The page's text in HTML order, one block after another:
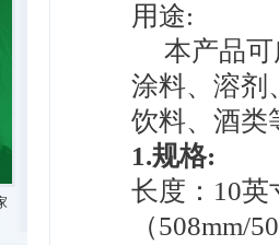
用途:
本产品可
涂料、溶剂
饮料、酒类
1.规格:
长度：10英
（508mm/